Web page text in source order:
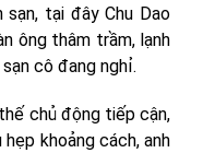
tại đây Chu Dao
ông thâm trầm, lạnh
cô đang nghỉ.
chủ động tiếp cận,
khoảng cách, anh